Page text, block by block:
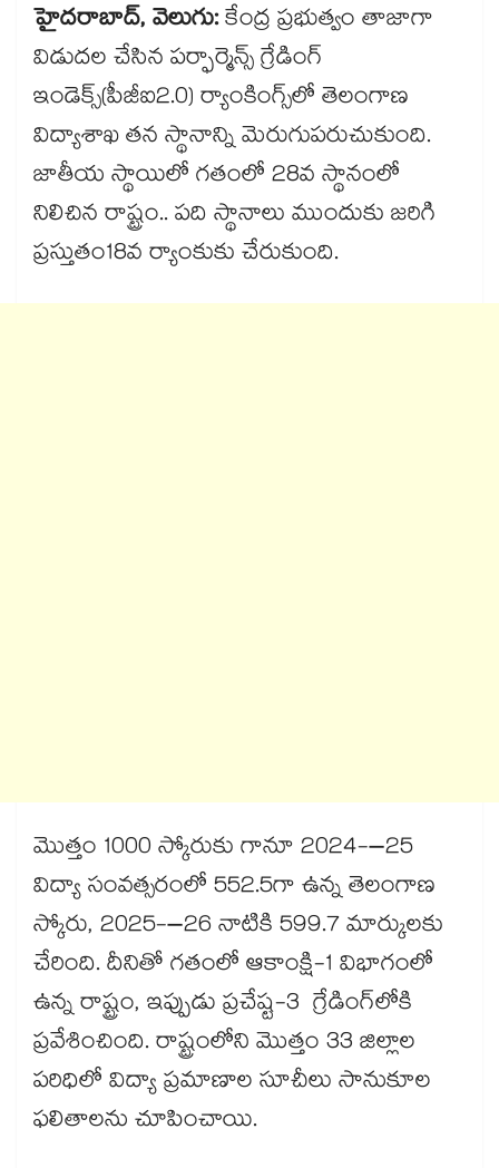
హైదరాబాద్, వెలుగు:కేంద్ర ప్రభుత్వం తాజాగా
విడుదల చేసిన పర్ఫార్మెన్స్ గ్రేడింగ్
ఇండెక్స్(పీజీఐ2.0) ర్యాంకింగ్స్‌‌‌‌‌‌‌‌‌‌‌‌‌‌‌‌లో తెలంగాణ
విద్యాశాఖ తన స్థానాన్ని మెరుగుపరుచుకుంది.
జాతీయ స్థాయిలో గతంలో 28వ స్థానంలో
నిలిచిన రాష్ట్రం.. పది స్థానాలు ముందుకు జరిగి
ప్రస్తుతం18వ ర్యాంకుకు చేరుకుంది.
మొత్తం 1000 స్కోరుకు గానూ 2024-–25
విద్యా సంవత్సరంలో 552.5గా ఉన్న తెలంగాణ
స్కోరు, 2025-–26 నాటికి 599.7 మార్కులకు
చేరింది. దీనితో గతంలో ఆకాంక్షి-1 విభాగంలో
ఉన్న రాష్ట్రం, ఇప్పుడు ప్రచేష్ట-3 గ్రేడింగ్‌‌‌‌‌‌‌‌‌‌‌‌‌‌‌‌లోకి
ప్రవేశించింది. రాష్ట్రంలోని మొత్తం 33 జిల్లాల
పరిధిలో విద్యా ప్రమాణాల సూచీలు సానుకూల
ఫలితాలను చూపించాయి.